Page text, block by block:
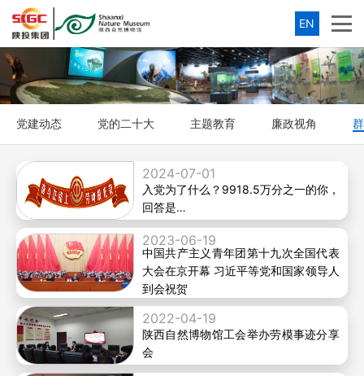
EN
党建动态 党的二十大 主题教育 廉政视角
入党为了什么？9918.5万分之一的你，
回答是…
2024-07-01
中国共产主义青年团第十九次全国代表
大会在京开幕 习近平等党和国家领导人
到会祝贺
2023-06-19
陕西自然博物馆工会举办劳模事迹分享
会
2022-04-19